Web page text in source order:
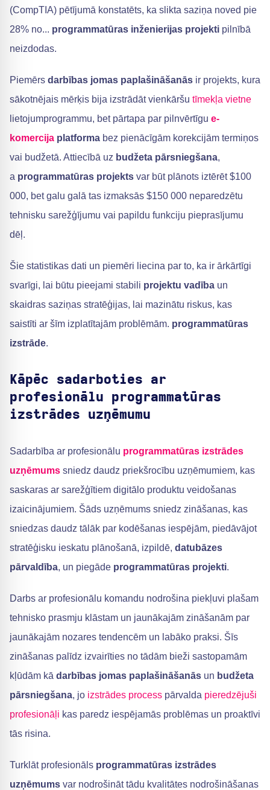
(CompTIA) pētījumā konstatēts, ka slikta saziņa noved pie
28% no... programmatūras inženierijas projekti pilnībā
neizdodas.
Piemērs darbības jomas paplašināšanās ir projekts, kura
sākotnējais mērķis bija izstrādāt vienkāršu tīmekļa vietne
lietojumprogrammu, bet pārtapa par pilnvērtīgu e-
komercija platforma bez pienācīgām korekcijām termiņos
vai budžetā. Attiecībā uz budžeta pārsniegšana,
a programmatūras projekts var būt plānots iztērēt $100
000, bet galu galā tas izmaksās $150 000 neparedzētu
tehnisku sarežģījumu vai papildu funkciju pieprasījumu
dēļ.
Šie statistikas dati un piemēri liecina par to, ka ir ārkārtīgi
svarīgi, lai būtu pieejami stabili projektu vadība un
skaidras saziņas stratēģijas, lai mazinātu riskus, kas
saistīti ar šīm izplatītajām problēmām. programmatūras
izstrāde.
Kāpēc sadarboties ar
profesionālu programmatūras
izstrādes uzņēmumu
Sadarbība ar profesionālu programmatūras izstrādes
uzņēmums sniedz daudz priekšrocību uzņēmumiem, kas
saskaras ar sarežģītiem digitālo produktu veidošanas
izaicinājumiem. Šāds uzņēmums sniedz zināšanas, kas
sniedzas daudz tālāk par kodēšanas iespējām, piedāvājot
stratēģisku ieskatu plānošanā, izpildē, datubāzes
pārvaldība, un piegāde programmatūras projekti.
Darbs ar profesionālu komandu nodrošina piekļuvi plašam
tehnisko prasmju klāstam un jaunākajām zināšanām par
jaunākajām nozares tendencēm un labāko praksi. Šīs
zināšanas palīdz izvairīties no tādām bieži sastopamām
kļūdām kā darbības jomas paplašināšanās un budžeta
pārsniegšana, jo izstrādes process pārvalda pieredzējuši
profesionāļi kas paredz iespējamās problēmas un proaktīvi
tās risina.
Turklāt profesionāls programmatūras izstrādes
uzņēmums var nodrošināt tādu kvalitātes nodrošināšanas